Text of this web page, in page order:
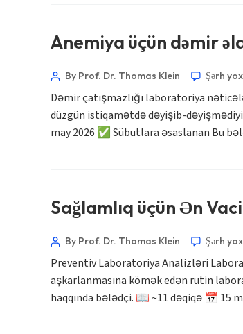
Anemiya üçün dəmir
By Prof. Dr. Thomas Klein Şərh
Dəmir çatışmazlığı laboratoriya
düzgün istiqamətdə dəyişib-
may 2026 ✅ Sübutlara əsaslanan Bu
Sağlamlıq üçün Ən
By Prof. Dr. Thomas Klein Şərh
Preventiv Laboratoriya Analizləri
aşkarlanmasına kömək edən rutin
haqqında bələdçi. 📖 ~11 dəqiqə 📅 15
ಕನ್ನಡ
മലയാളം
Bahasa Melayu
Tiếng Việt
Tagalog
አማርኛ
Українська
O‘zbekcha